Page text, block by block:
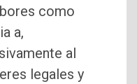
como
a,
al
legales y